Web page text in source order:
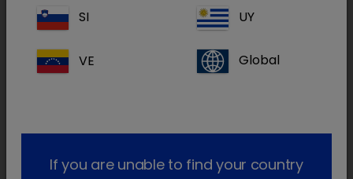
desfrutar da utilização da App Dechra
(Addison).
Com a nova secção sobre o Felimazole
SI UY
VE Global
If you are unable to find your country